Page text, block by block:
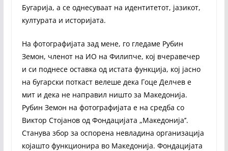
Бугарија, а се однесуваат на идентитетот, јазикот,
културата и историјата.
На фотографијата зад мене, го гледаме Рубин
Земон, членот на ИО на Филипче, кој вчеравечер
и си поднесе оставка од истата функција, кој јасно
на бугарски поткаст велеше дека Гоце Делчев е
мит и дека не направил ништо за Македонија.
Рубин Земон на фотографијата е на средба со
Виктор Стојанов од Фондацијата „Македонија’’.
Станува збор за оспорена невладина организација
којашто функционира во Македонија. Фондацијата